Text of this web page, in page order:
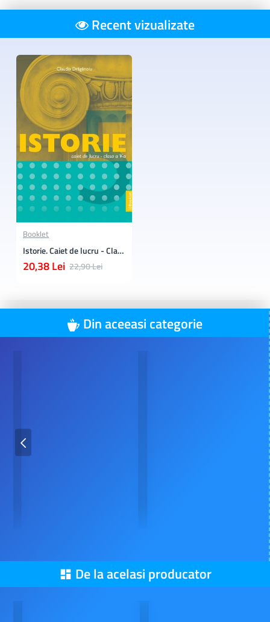
Caietul de lucru este în conformitate cu programa școlară în
Recent vizualizate
Booklet
Istorie. Caiet de lucru - Clasa a 5-a
20,38 Lei 22,90 Lei
Din aceeasi categorie
De la acelasi producator